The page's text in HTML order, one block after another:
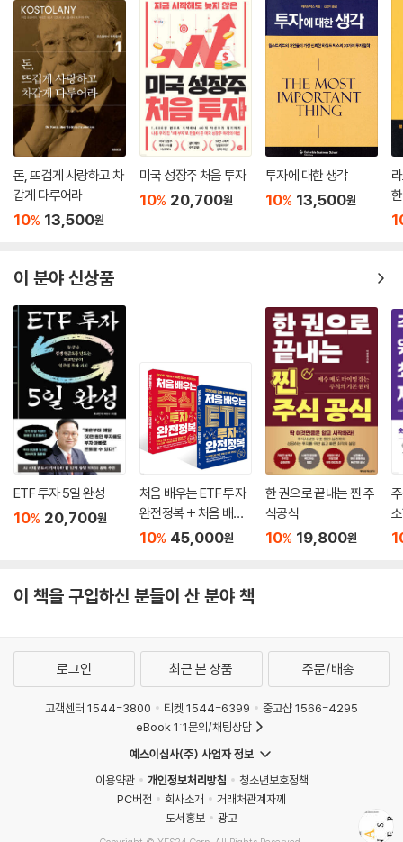
돈, 뜨겁게 사랑하고 차
갑게 다루어라
10% 13,500원
미국 성장주 처음 투자
10% 20,700원
투자에 대한 생각
10% 13,500원
이 분야 신상품
ETF 투자 5일 완성
10% 20,700원
처음 배우는 ETF 투자
완전정복 + 처음 배우
는 주식 투자 완전정복
10% 45,000원
한 권으로 끝내는 찐 주
식공식
10% 19,800원
이 책을 구입하신 분들이 산 분야 책
로그인 최근 본 상품 주문/배송
고객센터 1544-3800 티켓 1544-6399
중고샵 1566-4295
eBook 1:1문의/채팅상담
예스이십사(주) 사업자 정보
이용약관
개인정보처리방침
청소년보호정책
PC버전
회사소개
거래처관계자께
도서홍보
광고